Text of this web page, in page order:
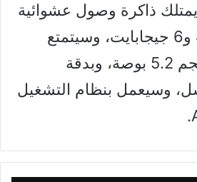
ذاكرة وصول عشوائية
بسعة 4 جيجابايت و6 جيجابايت، وسيتمتع
الهاتف بشاشة بحجم 5.2 بوصة، وبدقة
بكسل، وسيعمل بنظام التشغيل